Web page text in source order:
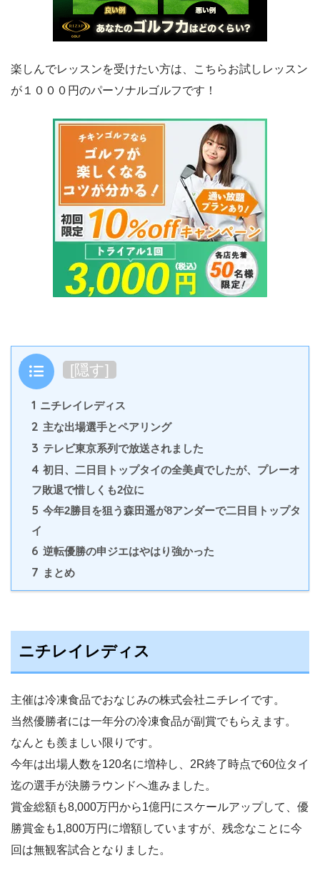
楽しんでレッスンを受けたい方は、こちらお試しレッスン
が１０００円のパーソナルゴルフです！
目次 [隠す]
1 ニチレイレディス
2 主な出場選手とペアリング
3 テレビ東京系列で放送されました
4 初日、二日目トップタイの全美貞でしたが、プレーオ
フ敗退で惜しくも2位に
5 今年2勝目を狙う森田遥が8アンダーで二日目トップタ
イ
6 逆転優勝の申ジエはやはり強かった
7 まとめ
ニチレイレディス
主催は冷凍食品でおなじみの株式会社ニチレイです。
当然優勝者には一年分の冷凍食品が副賞でもらえます。
なんとも羨ましい限りです。
今年は出場人数を120名に増枠し、2R終了時点で60位タイ
迄の選手が決勝ラウンドへ進みました。
賞金総額も8,000万円から1億円にスケールアップして、優
勝賞金も1,800万円に増額していますが、残念なことに今
回は無観客試合となりました。